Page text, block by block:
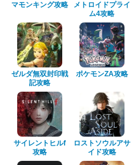
マモンキング攻略
メトロイドプライ
ム4攻略
ゼルダ無双封印戦
記攻略
ポケモンZA攻略
サイレントヒルf
攻略
ロストソウルアサ
イド攻略